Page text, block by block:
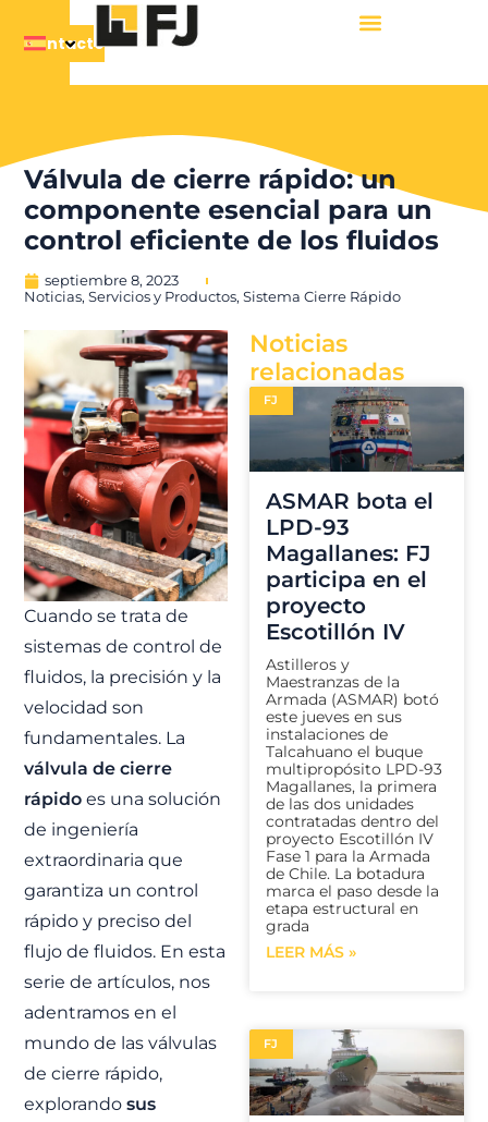
Contacto
Válvula de cierre rápido: un
componente esencial para un
control eficiente de los fluidos
septiembre 8, 2023
Noticias,Servicios y Productos,Sistema Cierre Rápido
Cuando se trata de
sistemas de control de
fluidos, la precisión y la
velocidad son
fundamentales. La
válvula de cierre
rápido es una solución
de ingeniería
extraordinaria que
garantiza un control
rápido y preciso del
flujo de fluidos. En esta
serie de artículos, nos
adentramos en el
mundo de las válvulas
de cierre rápido,
explorandosus
Noticias
relacionadas
FJ
ASMAR bota el
LPD-93
Magallanes: FJ
participa en el
proyecto
Escotillón IV
Astilleros y
Maestranzas de la
Armada (ASMAR) botó
este jueves en sus
instalaciones de
Talcahuano el buque
multipropósito LPD-93
Magallanes, la primera
de las dos unidades
contratadas dentro del
proyecto Escotillón IV
Fase 1 para la Armada
de Chile. La botadura
marca el paso desde la
etapa estructural en
grada
LEER MÁS »
FJ